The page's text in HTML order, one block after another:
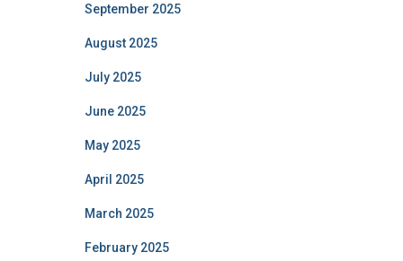
September 2025
August 2025
July 2025
June 2025
May 2025
April 2025
March 2025
February 2025